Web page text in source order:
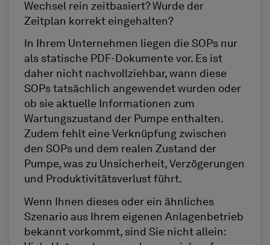
Wechsel rein zeitbasiert? Wurde der
Zeitplan korrekt eingehalten?
In Ihrem Unternehmen liegen die SOPs nur
als statische PDF-Dokumente vor. Es ist
daher nicht nachvollziehbar, wann diese
SOPs tatsächlich angewendet wurden oder
ob sie aktuelle Informationen zum
Wartungszustand der Pumpe enthalten.
Zudem fehlt eine Verknüpfung zwischen
den SOPs und dem realen Zustand der
Pumpe, was zu Unsicherheit, Verzögerungen
und Produktivitätsverlust führt.
Wenn Ihnen dieses oder ein ähnliches
Szenario aus Ihrem eigenen Anlagenbetrieb
bekannt vorkommt, sind Sie nicht allein: